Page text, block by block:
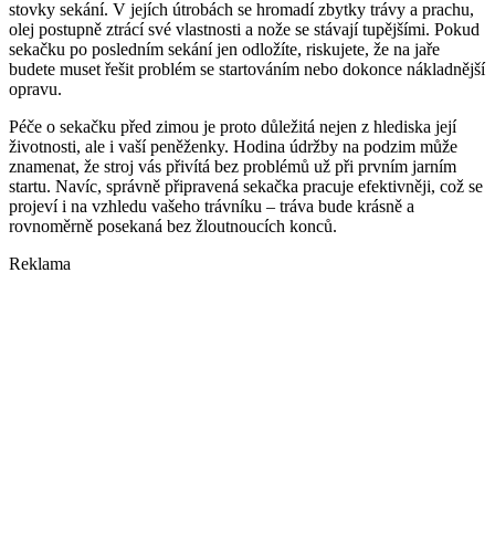
stovky sekání. V jejích útrobách se hromadí zbytky trávy a prachu,
olej postupně ztrácí své vlastnosti a nože se stávají tupějšími. Pokud
sekačku po posledním sekání jen odložíte, riskujete, že na jaře
budete muset řešit problém se startováním nebo dokonce nákladnější
opravu.
Péče o sekačku před zimou je proto důležitá nejen z hlediska její
životnosti, ale i vaší peněženky. Hodina údržby na podzim může
znamenat, že stroj vás přivítá bez problémů už při prvním jarním
startu. Navíc, správně připravená sekačka pracuje efektivněji, což se
projeví i na vzhledu vašeho trávníku – tráva bude krásně a
rovnoměrně posekaná bez žloutnoucích konců.
Reklama